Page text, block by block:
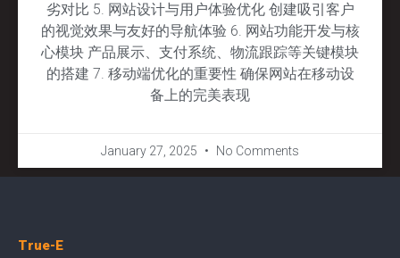
劣对比 5. 网站设计与用户体验优化 创建吸引客户
的视觉效果与友好的导航体验 6. 网站功能开发与核
心模块 产品展示、支付系统、物流跟踪等关键模块
的搭建 7. 移动端优化的重要性 确保网站在移动设
备上的完美表现
January 27, 2025 No Comments
True-E